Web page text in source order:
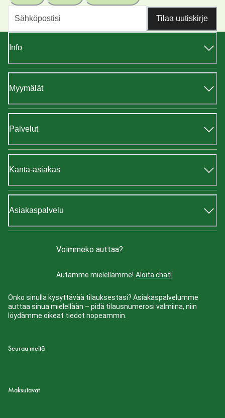
Tilaa uutiskirje
Info
Myymälät
Palvelut
Kanta-asiakas
Asiakaspalvelu
Voimmeko auttaa?
Autamme mielellämme! Aloita chat!
Onko sinulla kysyttävää tilauksestasi? Asiakaspalvelumme
auttaa sinua mielellään – pidä tilausnumerosi valmiina, niin
löydämme oikeat tiedot nopeammin.
Seuraa meitä
Maksutavat